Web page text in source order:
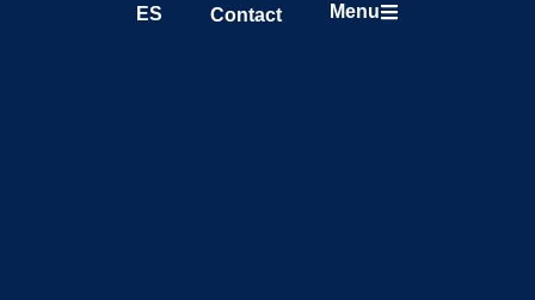
ES Contact Menu